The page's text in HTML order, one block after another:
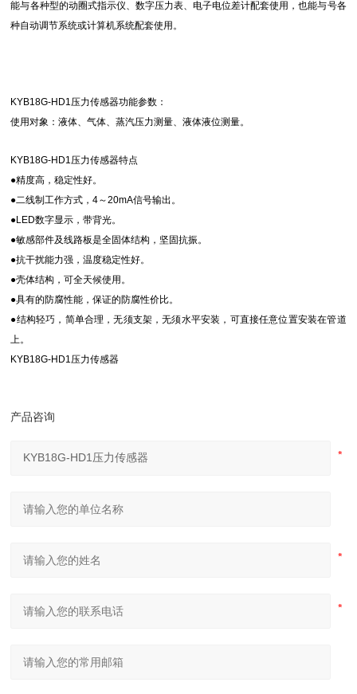
能与各种型的动圈式指示仪、数字压力表、电子电位差计配套使用，也能与号各
种自动调节系统或计算机系统配套使用。
KYB18G-HD1压力传感器功能参数：
使用对象：液体、气体、蒸汽压力测量、液体液位测量。
KYB18G-HD1压力传感器特点
●精度高，稳定性好。
●二线制工作方式，4～20mA信号输出。
●LED数字显示，带背光。
●敏感部件及线路板是全固体结构，坚固抗振。
●抗干扰能力强，温度稳定性好。
●壳体结构，可全天候使用。
●具有的防腐性能，保证的防腐性价比。
●结构轻巧，简单合理，无须支架，无须水平安装，可直接任意位置安装在管道
上。
KYB18G-HD1压力传感器
产品咨询